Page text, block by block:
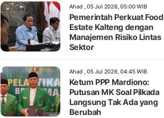
Ahad , 05 Jul 2026, 05:00 WIB
Pemerintah Perkuat Food
Estate Kalteng dengan
Manajemen Risiko Lintas
Sektor
Ahad , 05 Jul 2026, 04:45 WIB
Ketum PPP Mardiono:
Putusan MK Soal Pilkada
Langsung Tak Ada yang
Berubah